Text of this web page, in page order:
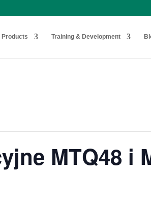
Products Training & Development
MTQ48 i